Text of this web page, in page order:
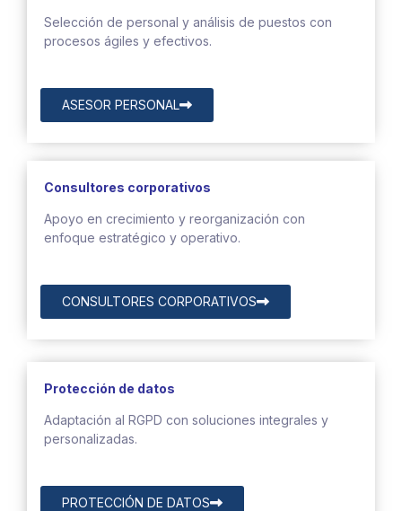
Selección de personal y análisis de puestos con
procesos ágiles y efectivos.
ASESOR PERSONAL
Consultores corporativos
Apoyo en crecimiento y reorganización con
enfoque estratégico y operativo.
CONSULTORES CORPORATIVOS
Protección de datos
Adaptación al RGPD con soluciones integrales y
personalizadas.
PROTECCIÓN DE DATOS